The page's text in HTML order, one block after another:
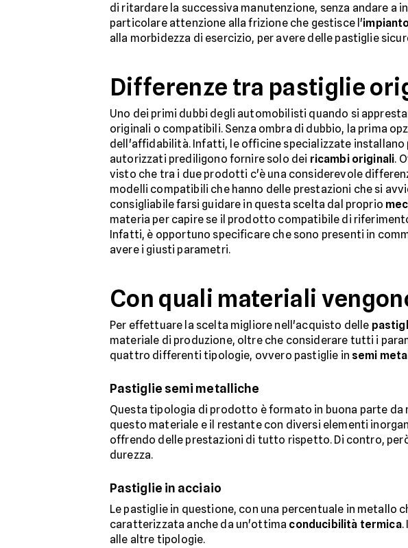
di ritardare la successiva manutenzione, senza andare a
particolare attenzione alla frizione che gestisce l'
alla morbidezza di esercizio, per avere delle pastiglie
Differenze tra pastiglie
Uno dei primi dubbi degli automobilisti quando si
originali o compatibili. Senza ombra di dubbio, la prima
dell'affidabilità. Infatti, le officine specializzate
autorizzati prediligono fornire solo dei ricambi originali.
visto che tra i due prodotti c'è una considerevole
modelli compatibili che hanno delle prestazioni che si
consigliabile farsi guidare in questa scelta dal proprio
materia per capire se il prodotto compatibile di
Infatti, è opportuno specificare che sono presenti in
avere i giusti parametri.
Con quali materiali
Per effettuare la scelta migliore nell'acquisto delle
materiale di produzione, oltre che considerare tutti i
quattro differenti tipologie, ovvero pastiglie in semi
Pastiglie semi metalliche
Questa tipologia di prodotto è formato in buona parte
questo materiale e il restante con diversi elementi
offrendo delle prestazioni di tutto rispetto. Di contro,
durezza.
Pastiglie in acciaio
Le pastiglie in questione, con una percentuale in metallo
caratterizzata anche da un'ottima conducibilità termica.
alle altre tipologie.